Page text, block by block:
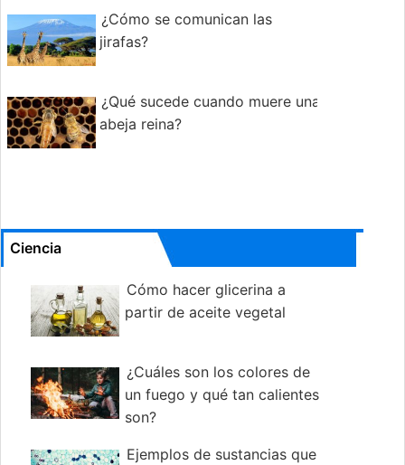
¿Cómo se comunican las
jirafas?
¿Qué sucede cuando muere una
abeja reina?
Ciencia
Cómo hacer glicerina a
partir de aceite vegetal
¿Cuáles son los colores de
un fuego y qué tan calientes
son?
Ejemplos de sustancias que